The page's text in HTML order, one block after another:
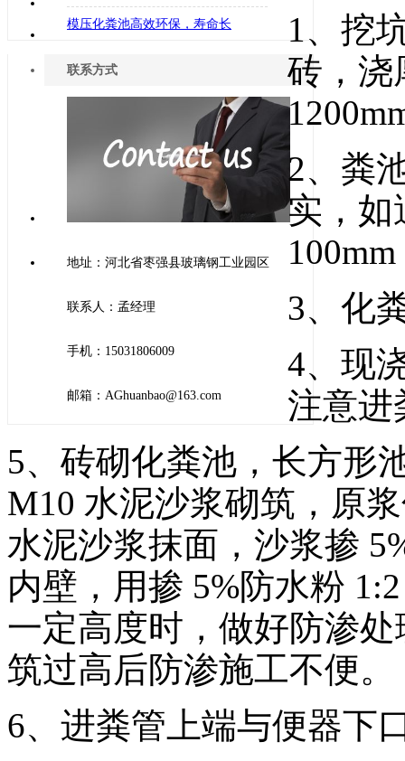
模压化粪池高效环保，寿命长
联系方式
地址：河北省枣强县玻璃钢工业园区
联系人：孟经理
手机：15031806009
邮箱：AGhuanbao@163.com
1、挖
砖，浇
2、粪
实，如
3、化
4、现
注意进
5、砖砌化粪池，长方形
M10 水泥沙浆砌筑，原
水泥沙浆抹面，沙浆掺
内壁，用掺 5%防水粉
一定高度时，做好防渗
筑过高后防渗施工不便。
6、进粪管上端与便器下